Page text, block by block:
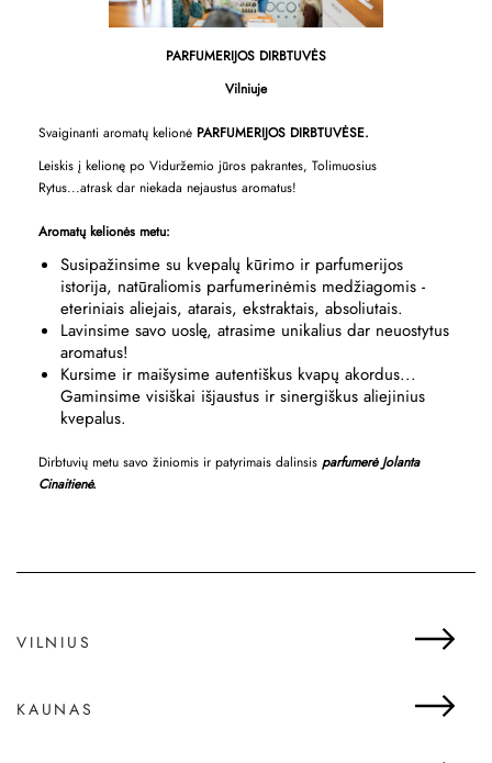
PARFUMERIJOS DIRBTUVĖS
Vilniuje
Svaiginanti aromatų kelionė PARFUMERIJOS DIRBTUVĖSE.
Leiskis į kelionę po Viduržemio jūros pakrantes, Tolimuosius
Rytus...atrask dar niekada nejaustus aromatus!
Aromatų kelionės metu:
Susipažinsime su kvepalų kūrimo ir parfumerijos
istorija, natūraliomis parfumerinėmis medžiagomis -
eteriniais aliejais, atarais, ekstraktais, absoliutais.
Lavinsime savo uoslę, atrasime unikalius dar neuostytus
aromatus!
Kursime ir maišysime autentiškus kvapų akordus...
Gaminsime visiškai išjaustus ir sinergiškus aliejinius
kvepalus.
Dirbtuvių metu savo žiniomis ir patyrimais dalinsis parfumerėJolanta
Cinaitienė.
VILNIUS
KAUNAS